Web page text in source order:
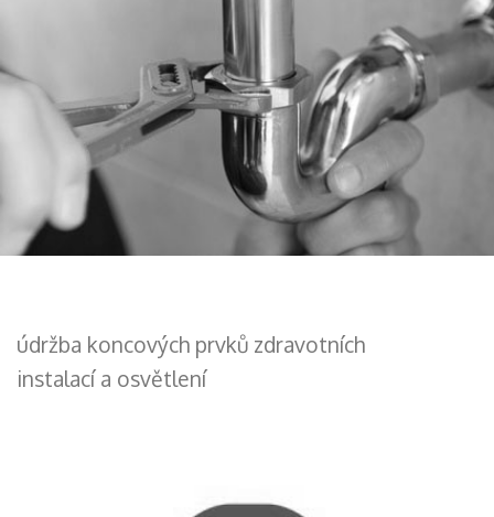
údržba koncových prvků zdravotních
instalací a osvětlení